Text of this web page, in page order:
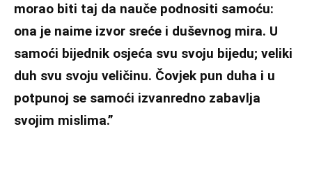
morao biti taj da nauče podnositi samoću:
ona je naime izvor sreće i duševnog mira. U
samoći bijednik osjeća svu svoju bijedu; veliki
duh svu svoju veličinu. Čovjek pun duha i u
potpunoj se samoći izvanredno zabavlja
svojim mislima.”